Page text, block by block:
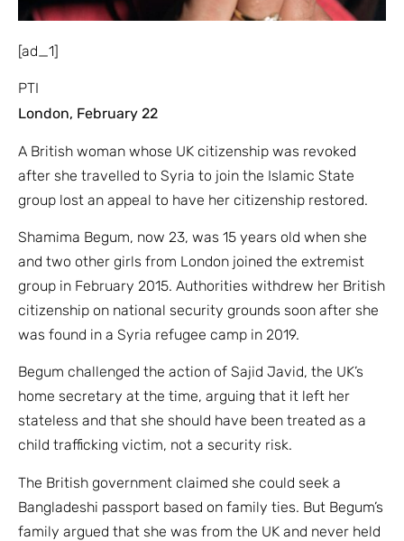
[ad_1]
PTI
London, February 22
A British woman whose UK citizenship was revoked
after she travelled to Syria to join the Islamic State
group lost an appeal to have her citizenship restored.
Shamima Begum, now 23, was 15 years old when she
and two other girls from London joined the extremist
group in February 2015. Authorities withdrew her British
citizenship on national security grounds soon after she
was found in a Syria refugee camp in 2019.
Begum challenged the action of Sajid Javid, the UK’s
home secretary at the time, arguing that it left her
stateless and that she should have been treated as a
child trafficking victim, not a security risk.
The British government claimed she could seek a
Bangladeshi passport based on family ties. But Begum’s
family argued that she was from the UK and never held